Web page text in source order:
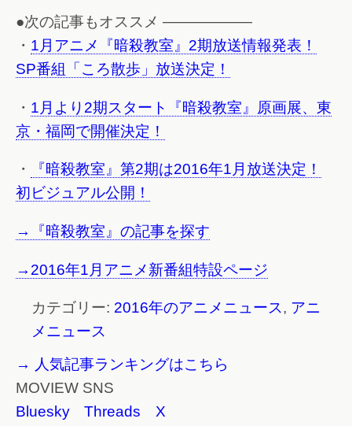
●次の記事もオススメ ——————
・ 1月アニメ『暗殺教室』2期放送情報発表！
SP番組「ころ散歩」放送決定！
・ 1月より2期スタート『暗殺教室』原画展、東
京・福岡で開催決定！
・
『暗殺教室』第2期は2016年1月放送決定！
初ビジュアル公開！
→『暗殺教室』の記事を探す
→2016年1月アニメ新番組特設ページ
カテゴリー: 2016年のアニメニュース, アニ
メニュース
→ 人気記事ランキングはこちら
MOVIEW SNS
Bluesky
Threads
X